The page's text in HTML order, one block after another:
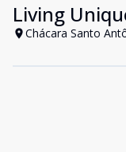
Living
Chácara Santo